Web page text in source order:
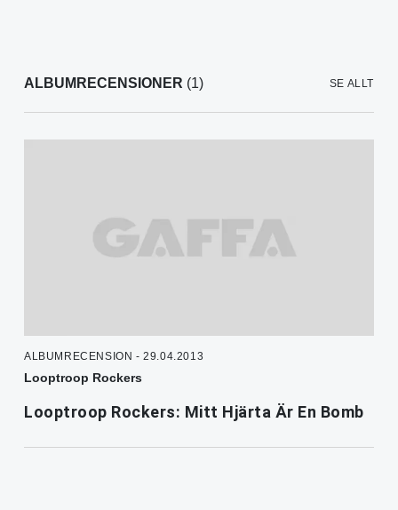
ALBUMRECENSIONER (1) SE ALLT
ALBUMRECENSION - 29.04.2013
Looptroop Rockers
Looptroop Rockers: Mitt Hjärta Är En Bomb